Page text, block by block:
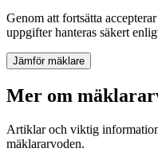
Genom att fortsätta
uppgifter hanteras säkert
Jämför mäklare
Mer om
Artiklar och viktig
mäklararvoden.